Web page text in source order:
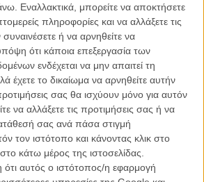
Εναλλακτικά, μπορείτε να αποκτήσετε
πληροφορίες και να αλλάξετε τις
ή να αρνηθείτε να
ότι κάποια επεξεργασία των
ενδέχεται να μην απαιτεί τη
έχετε το δικαίωμα να αρνηθείτε αυτήν
σας θα ισχύουν μόνο για αυτόν
να αλλάξετε τις προτιμήσεις σας ή να
σας ανά πάσα στιγμή
τον ιστότοπο και κάνοντας κλικ στο
κάτω μέρος της ιστοσελίδας.
αυτός ο ιστότοπος/η εφαρμογή
μετά το «Δέντρο της Ζωής»
Γαλανού
Μάλικ στα 68 του!
Τέρενς Μάλικ...
Γαλανού
10